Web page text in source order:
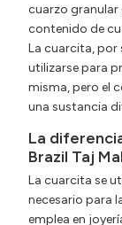
cuarzo granular
contenido de
La cuarcita, por
utilizarse para
misma, pero el
una sustancia
La
Brazil Taj
La cuarcita se
necesario para
emplea en